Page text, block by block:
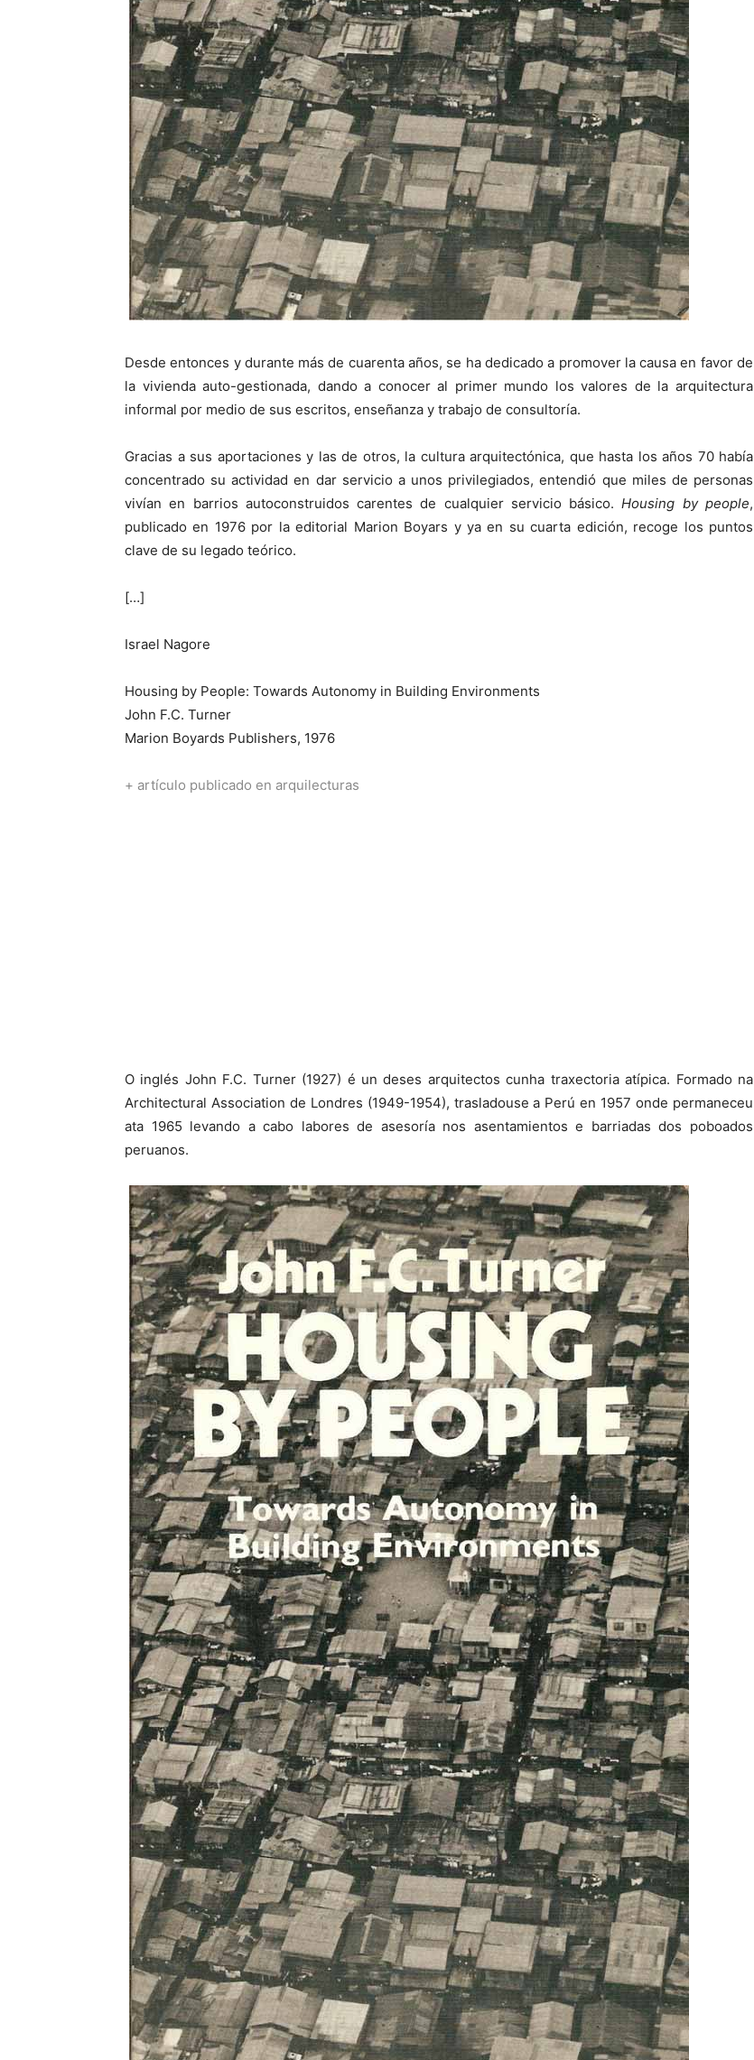
Desde entonces y durante más de cuarenta años, se ha dedicado a promover la causa en favor de
la vivienda auto-gestionada, dando a conocer al primer mundo los valores de la arquitectura
informal por medio de sus escritos, enseñanza y trabajo de consultoría.
Gracias a sus aportaciones y las de otros, la cultura arquitectónica, que hasta los años 70 había
concentrado su actividad en dar servicio a unos privilegiados, entendió que miles de personas
vivían en barrios autoconstruidos carentes de cualquier servicio básico.Housing by people,
publicado en 1976 por la editorial Marion Boyars y ya en su cuarta edición, recoge los puntos
clave de su legado teórico.
[…]
Israel Nagore
Housing by People: Towards Autonomy in Building Environments
John F.C. Turner
Marion Boyards Publishers, 1976
+ artículo publicado en arquilecturas
O inglés John F.C. Turner (1927) é un deses arquitectos cunha traxectoria atípica. Formado na
Architectural Association de Londres (1949-1954), trasladouse a Perú en 1957 onde permaneceu
ata 1965 levando a cabo labores de asesoría nos asentamientos e barriadas dos poboados
peruanos.